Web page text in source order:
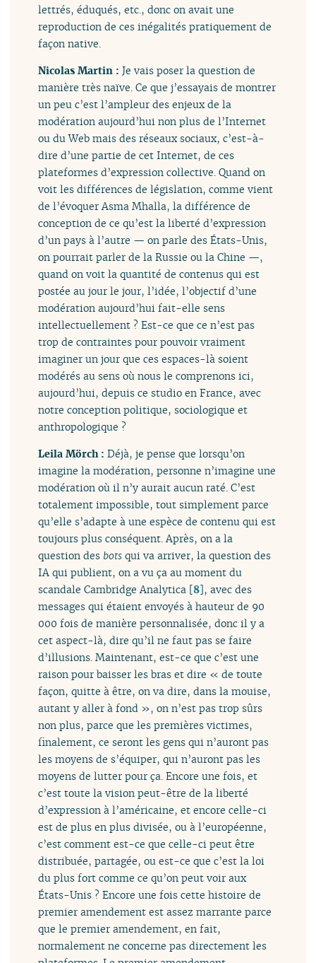
lettrés, éduqués, etc., donc on avait une
reproduction de ces inégalités pratiquement de
façon native.
Nicolas Martin :Je vais poser la question de
manière très naïve. Ce que j’essayais de montrer
un peu c’est l’ampleur des enjeux de la
modération aujourd’hui non plus de l’Internet
ou du Web mais des réseaux sociaux, c’est-à-
dire d’une partie de cet Internet, de ces
plateformes d’expression collective. Quand on
voit les différences de législation, comme vient
de l’évoquer Asma Mhalla, la différence de
conception de ce qu’est la liberté d’expression
d’un pays à l’autre — on parle des États-Unis,
on pourrait parler de la Russie ou la Chine —,
quand on voit la quantité de contenus qui est
postée au jour le jour, l’idée, l’objectif d’une
modération aujourd’hui fait-elle sens
intellectuellement ? Est-ce que ce n’est pas
trop de contraintes pour pouvoir vraiment
imaginer un jour que ces espaces-là soient
modérés au sens où nous le comprenons ici,
aujourd’hui, depuis ce studio en France, avec
notre conception politique, sociologique et
anthropologique ?
Leila Mörch :Déjà, je pense que lorsqu’on
imagine la modération, personne n’imagine une
modération où il n’y aurait aucun raté. C’est
totalement impossible, tout simplement parce
qu’elle s’adapte à une espèce de contenu qui est
toujours plus conséquent. Après, on a la
question des bots qui va arriver, la question des
IA qui publient, on a vu ça au moment du
scandale Cambridge Analytica [8], avec des
messages qui étaient envoyés à hauteur de 90
000 fois de manière personnalisée, donc il y a
cet aspect-là, dire qu’il ne faut pas se faire
d’illusions. Maintenant, est-ce que c’est une
raison pour baisser les bras et dire « de toute
façon, quitte à être, on va dire, dans la mouise,
autant y aller à fond », on n’est pas trop sûrs
non plus, parce que les premières victimes,
finalement, ce seront les gens qui n’auront pas
les moyens de s’équiper, qui n’auront pas les
moyens de lutter pour ça. Encore une fois, et
c’est toute la vision peut-être de la liberté
d’expression à l’américaine, et encore celle-ci
est de plus en plus divisée, ou à l’européenne,
c’est comment est-ce que celle-ci peut être
distribuée, partagée, ou est-ce que c’est la loi
du plus fort comme ce qu’on peut voir aux
États-Unis ? Encore une fois cette histoire de
premier amendement est assez marrante parce
que le premier amendement, en fait,
normalement ne concerne pas directement les